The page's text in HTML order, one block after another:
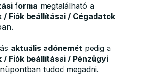
forma megtalálható a
/ Fiók beállításai / Cégadatok
aktuális adónemét pedig a
/ Fiók beállításai / Pénzügyi
tudod megadni.